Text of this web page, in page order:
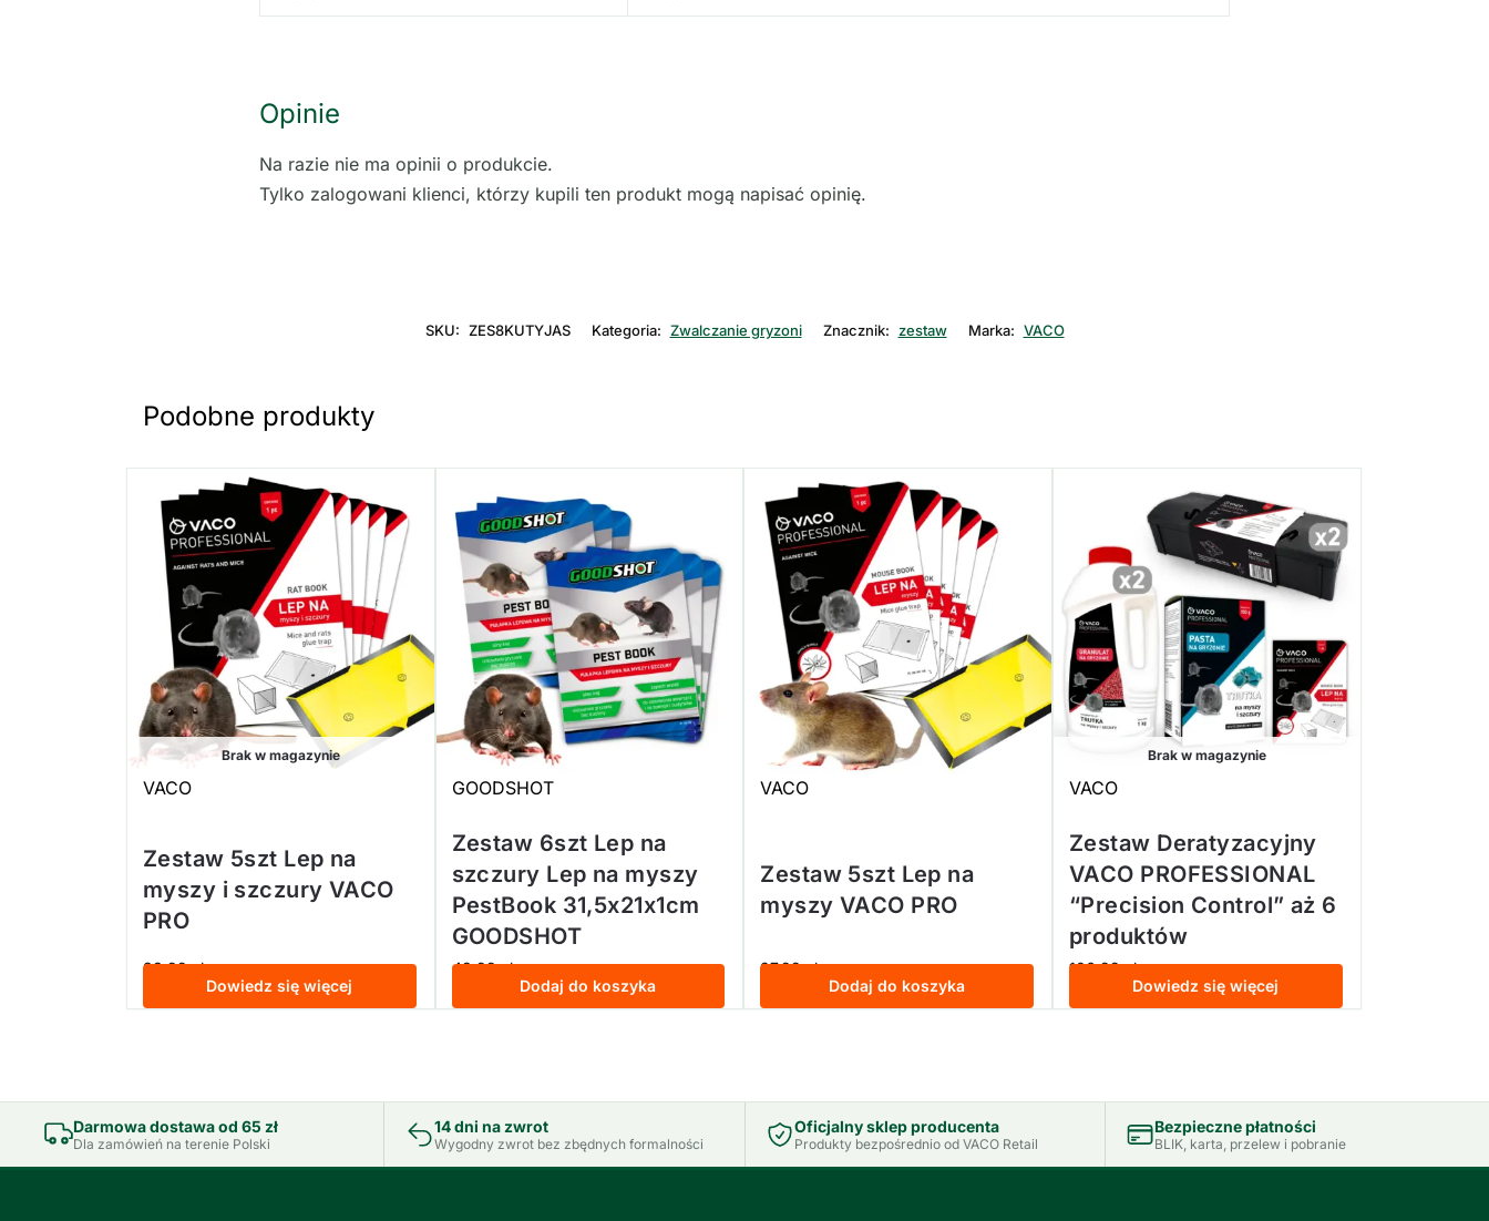
Opinie
Na razie nie ma opinii o produkcie.
Tylko zalogowani klienci, którzy kupili ten produkt mogą napisać opinię.
SKU: ZES8KUTYJAS Kategoria: Zwalczanie gryzoni Znacznik: zestaw Marka: VACO
Podobne produkty
Brak w magazynie
VACO
Zestaw 5szt Lep na
myszy i szczury VACO
PRO
33,99zł
Dowiedz się więcej
GOODSHOT
Zestaw 6szt Lep na
szczury Lep na myszy
PestBook 31,5x21x1cm
GOODSHOT
43,99zł
Dodaj do koszyka
VACO
Zestaw 5szt Lep na
myszy VACO PRO
27,99zł
Dodaj do koszyka
Brak w magazynie
VACO
Zestaw Deratyzacyjny
VACO PROFESSIONAL
“Precision Control” aż 6
produktów
106,99zł
Dowiedz się więcej
Darmowa dostawa od 65 zł
Dla zamówień na terenie Polski
14 dni na zwrot
Wygodny zwrot bez zbędnych formalności
Oficjalny sklep producenta
Produkty bezpośrednio od VACO Retail
Bezpieczne płatności
BLIK, karta, przelew i pobranie